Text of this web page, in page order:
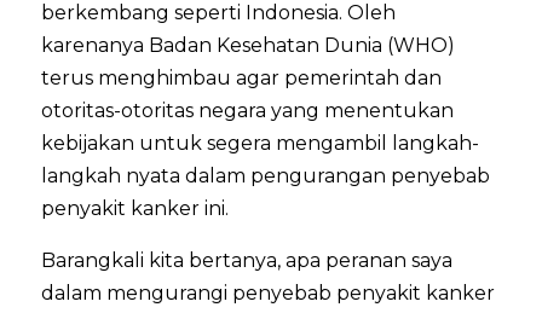
berkembang seperti Indonesia. Oleh
karenanya Badan Kesehatan Dunia (WHO)
terus menghimbau agar pemerintah dan
otoritas-otoritas negara yang menentukan
kebijakan untuk segera mengambil langkah-
langkah nyata dalam pengurangan penyebab
penyakit kanker ini.
Barangkali kita bertanya, apa peranan saya
dalam mengurangi penyebab penyakit kanker